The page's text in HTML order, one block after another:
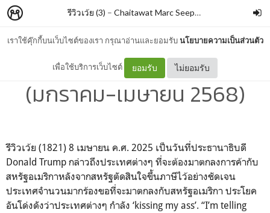
เราใช้คุ๊กกี้บนเว็บไซต์ของเรา กรุณาอ่านและยอมรับนโยบายความเป็นส่วนตัว
เพื่อใช้บริการเว็บไซต์ ยอมรับ ไม่ยอมรับ
รีวิวเว้ย (3) – Chaitawat Marc Seephongsai
รัฐศาสตร์สาร ปีที่ 46 ฉบับที่ 1
(มกราคม-เมษายน 2568)
รีวิวเว้ย (1821) 8 เมษายน ค.ศ. 2025 เป็นวันที่ประธานาธิบดี
Donald Trump กล่าวถึงประเทศต่างๆ ที่จะต้องมาตกลงการค้ากับ
สหรัฐอเมริกาหลังจากสหรัฐตัดสินใจขึ้นภาษีไว้อย่างชัดเจน
ประเทศจำนวนมากร้องขอที่จะมาตกลงกับสหรัฐอเมริกา ประโยค
อันโด่งดังว่าประเทศต่างๆ กำลัง ‘kissing my ass’. “I’m telling